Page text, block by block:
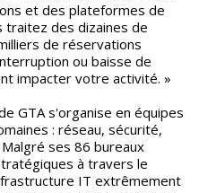
et des plateformes de
traitez des dizaines de
de réservations
ou baisse de
impacter votre activité. »
GTA s'organise en équipes
: réseau, sécurité,
ses 86 bureaux
à travers le
IT extrêmement